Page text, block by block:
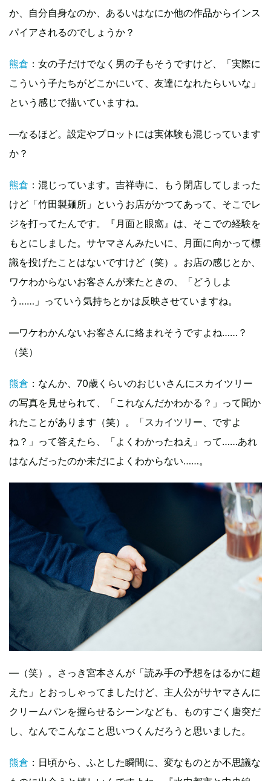
か、自分自身なのか、あるいはなにか他の作品からインス
パイアされるのでしょうか？
熊倉 ：女の子だけでなく男の子もそうですけど、「実際に
こういう子たちがどこかにいて、友達になれたらいいな」
という感じで描いていますね。
—なるほど。設定やプロットには実体験も混じっています
か？
熊倉 ：混じっています。吉祥寺に、もう閉店してしまった
けど「竹田製麺所」というお店がかつてあって、そこでレ
ジを打ってたんです。『月面と眼窩』は、そこでの経験を
もとにしました。サヤマさんみたいに、月面に向かって標
識を投げたことはないですけど（笑）。お店の感じとか、
ワケわからないお客さんが来たときの、「どうしよ
う……」っていう気持ちとかは反映させていますね。
—ワケわかんないお客さんに絡まれそうですよね……？
（笑）
熊倉 ：なんか、70歳くらいのおじいさんにスカイツリー
の写真を見せられて、「これなんだかわかる？」って聞か
れたことがあります（笑）。「スカイツリー、ですよ
ね？」って答えたら、「よくわかったねえ」って……あれ
はなんだったのか未だによくわからない……。
—（笑）。さっき宮本さんが「読み手の予想をはるかに超
えた」とおっしゃってましたけど、主人公がサヤマさんに
クリームパンを握らせるシーンなども、ものすごく唐突だ
し、なんでこんなこと思いつくんだろうと思いました。
熊倉 ：日頃から、ふとした瞬間に、変なものとか不思議な